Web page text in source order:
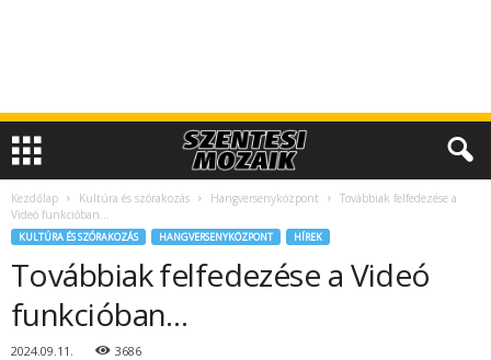
Kezdőlap Kultúra és szórakozás Hangversenyközpont
Továbbiak felfedezése a
Videó funkcióban…
KULTÚRA ÉS SZÓRAKOZÁS HANGVERSENYKÖZPONT HÍREK
Továbbiak felfedezése a Videó
funkcióban…
2024.09.11. 3686